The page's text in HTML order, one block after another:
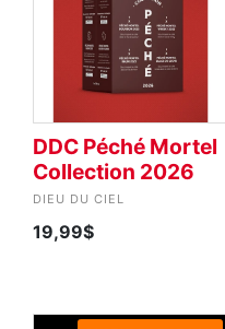
DDC Péché Mortel
Collection 2026
DIEU DU CIEL
19,99$